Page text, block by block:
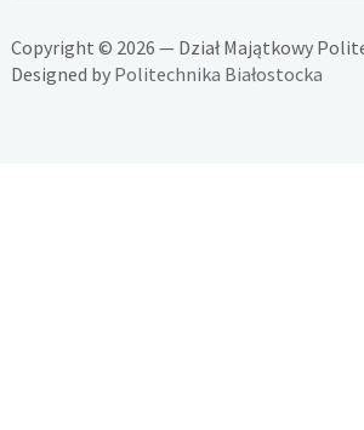
Copyright © 2026 — Dział Majątkowy
Designed by Politechnika Białostocka